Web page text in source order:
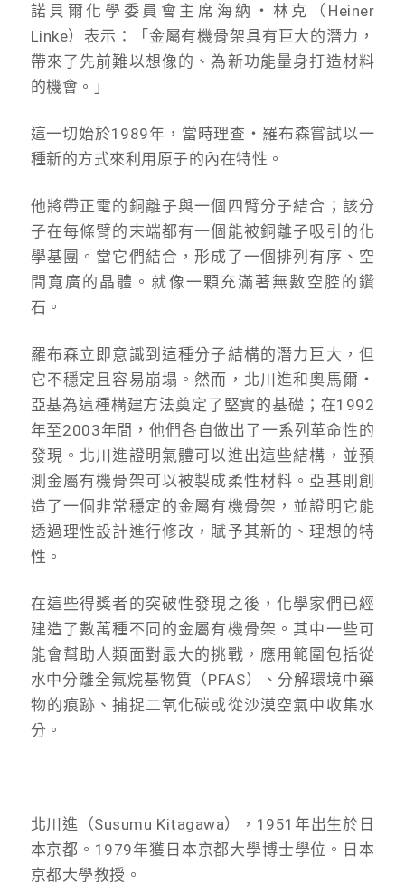
諾貝爾化學委員會主席海納・林克（Heiner
Linke）表示：「金屬有機骨架具有巨大的潛力，
帶來了先前難以想像的、為新功能量身打造材料
的機會。」
這一切始於1989年，當時理查・羅布森嘗試以一
種新的方式來利用原子的內在特性。
他將帶正電的銅離子與一個四臂分子結合；該分
子在每條臂的末端都有一個能被銅離子吸引的化
學基團。當它們結合，形成了一個排列有序、空
間寬廣的晶體。就像一顆充滿著無數空腔的鑽
石。
羅布森立即意識到這種分子結構的潛力巨大，但
它不穩定且容易崩塌。然而，北川進和奧馬爾・
亞基為這種構建方法奠定了堅實的基礎；在1992
年至2003年間，他們各自做出了一系列革命性的
發現。北川進證明氣體可以進出這些結構，並預
測金屬有機骨架可以被製成柔性材料。亞基則創
造了一個非常穩定的金屬有機骨架，並證明它能
透過理性設計進行修改，賦予其新的、理想的特
性。
在這些得獎者的突破性發現之後，化學家們已經
建造了數萬種不同的金屬有機骨架。其中一些可
能會幫助人類面對最大的挑戰，應用範圍包括從
水中分離全氟烷基物質（PFAS）、分解環境中藥
物的痕跡、捕捉二氧化碳或從沙漠空氣中收集水
分。
北川進（Susumu Kitagawa），1951年出生於日
本京都。1979年獲日本京都大學博士學位。日本
京都大學教授。